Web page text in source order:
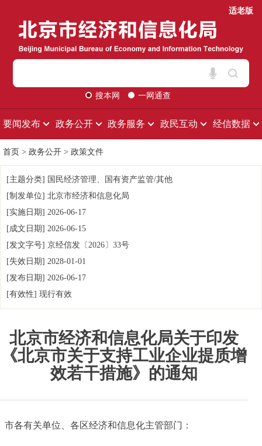
适老版
搜本网 一网通查
要闻发布 政务公开 政务服务 政民互动 经信数据
首页 > 政务公开 > 政策文件
[主题分类] 国民经济管理、国有资产监管/其他
[制发单位] 北京市经济和信息化局
[实施日期] 2026-06-17
[成文日期] 2026-06-15
[发文字号] 京经信发 〔2026〕 33号
[失效日期] 2028-01-01
[发布日期] 2026-06-17
[有效性] 现行有效
北京市经济和信息化局关于印发
《北京市关于支持工业企业提质增
效若干措施》的通知
市各有关单位、各区经济和信息化主管部门：